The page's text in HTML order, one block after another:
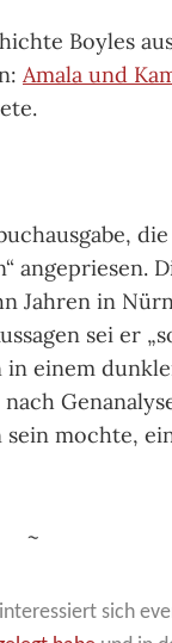
Boyles
Amala und
angepriesen.
Jahren in
sei er
einem
mochte,
~
sich